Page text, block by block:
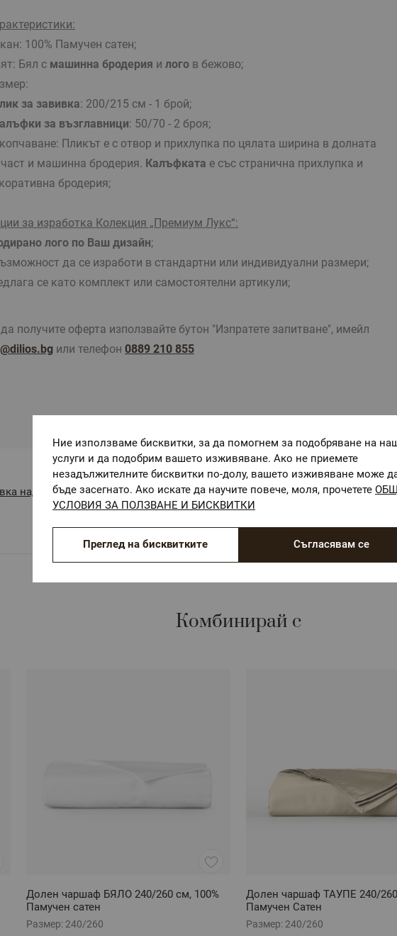
100% Памучен сатен;
Бял с машинна бродерия и лого в бежово;
за завивка: 200/215 см - 1 брой;
за възглавници: 50/70 - 2 броя;
Пликът е с отвор и прихлупка по цялата ширина в долната
и машинна бродерия. Калъфката е със странична прихлупка и
бродерия;
за изработка Колекция „Премиум Лукс“:
лого по Ваш дизайн;
да се изработи в стандартни или индивидуални размери;
се като комплект или самостоятелни артикули;
оферта използвайте бутон "Изпратете запитване", имейл
или телефон 0889 210 855
над 68 €
ОЕКО-ТЕКС СТАНДАРТ 100
Текстилни материали, безопасни за Вашето здраве
Комбинирай с
Долен чаршаф БЯЛО 240/260 см, 100%
Памучен сатен
Размер: 240/260
Долен чаршаф ТАУПЕ 240/260
Памучен Сатен
Размер: 240/260
Ние използваме бисквитки, за да помогнем за подобряване на
услуги и да подобрим вашето изживяване. Ако не приемете
незадължителните бисквитки по-долу, вашето изживяване може
бъде засегнато. Ако искате да научите повече, моля, прочетете
УСЛОВИЯ ЗА ПОЛЗВАНЕ И БИСКВИТКИ
Съгласявам се
Преглед на бисквитките